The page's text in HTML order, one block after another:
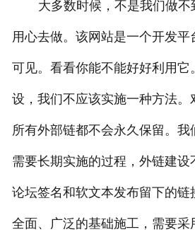
大多数时候，不是我们做
用心去做。该网站是一个开发平
可见。看看你能不能好好利用它
设，我们不应该实施一种方法。
所有外部链都不会永久保留。我
需要长期实施的过程，外链建设
论坛签名和软文本发布留下的链
全面、广泛的基础施工，需要采